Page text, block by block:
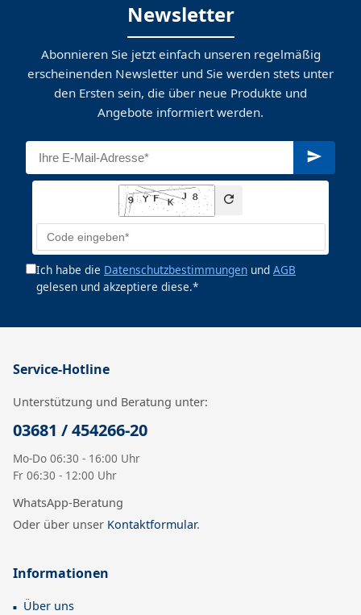
Newsletter
Abonnieren Sie jetzt einfach unseren regelmäßig
erscheinenden Newsletter und Sie werden stets unter
den Ersten sein, die über neue Produkte und
Angebote informiert werden.
Ich habe die Datenschutzbestimmungen und AGB
gelesen und akzeptiere diese.*
Service-Hotline
Unterstützung und Beratung unter:
03681 / 454266-20
Mo-Do 06:30 - 16:00 Uhr
Fr 06:30 - 12:00 Uhr
WhatsApp-Beratung
Oder über unser Kontaktformular.
Informationen
Über uns